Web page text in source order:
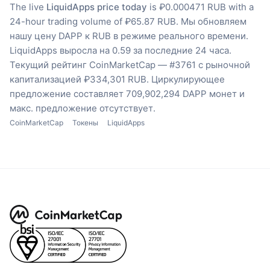
The live LiquidApps price today is ₽0.000471 RUB with a
24-hour trading volume of ₽65.87 RUB. Мы обновляем
нашу цену DAPP к RUB в режиме реального времени.
LiquidApps выросла на 0.59 за последние 24 часа.
Текущий рейтинг CoinMarketCap — #3761 с рыночной
капитализацией ₽334,301 RUB. Циркулирующее
предложение составляет 709,902,294 DAPP монет и
макс. предложение отсутствует.
CoinMarketCap Токены LiquidApps